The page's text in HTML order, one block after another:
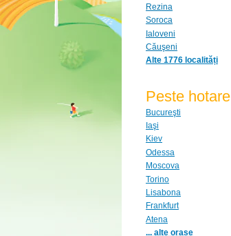
Rezina
Soroca
Ialoveni
Căuşeni
Alte 1776 localități
Peste hotare
Bucureşti
Iaşi
Kiev
Odessa
Moscova
Torino
Lisabona
Frankfurt
Atena
... alte orașe